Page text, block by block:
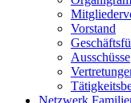
Vorstand
Ausschüsse
Netzwerk